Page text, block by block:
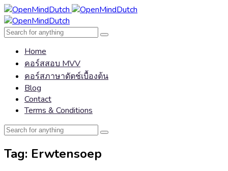
Home
คอร์สสอบ MVV
คอร์สภาษาดัตช์เบื้องต้น
Blog
Contact
Terms & Conditions
Tag: Erwtensoep